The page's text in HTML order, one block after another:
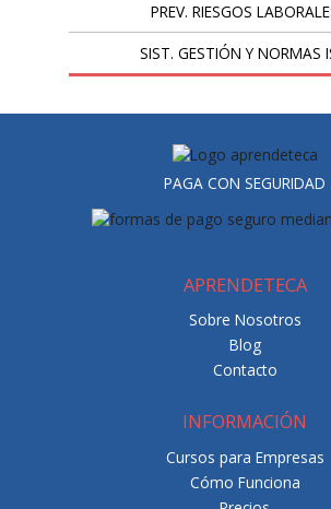
PREV. RIESGOS
SIST. GESTIÓN Y NORMAS
PAGA CON SEGURIDAD
APRENDETECA
Sobre Nosotros
Blog
Contacto
INFORMACIÓN
Cursos para Empresas
Cómo Funciona